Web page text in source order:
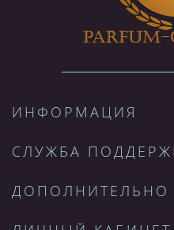
ИНФОРМАЦИЯ
СЛУЖБА
ДОПОЛНИТЕЛЬНО